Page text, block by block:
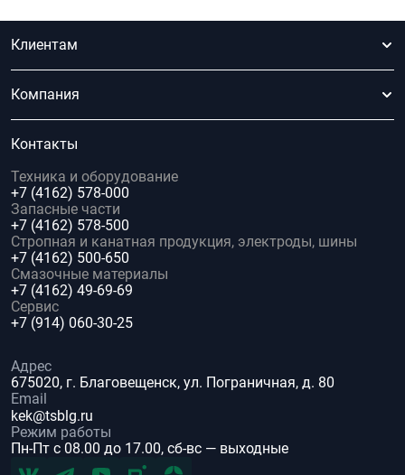
Клиентам
Компания
Контакты
Техника и оборудование
+7 (4162) 578-000
Запасные части
+7 (4162) 578-500
Стропная и канатная продукция, электроды, шины
+7 (4162) 500-650
Смазочные материалы
+7 (4162) 49-69-69
Сервис
+7 (914) 060-30-25
Адрес
675020, г. Благовещенск, ул. Пограничная, д. 80
Email
kek@tsblg.ru
Режим работы
Пн-Пт с 08.00 до 17.00, сб-вс — выходные